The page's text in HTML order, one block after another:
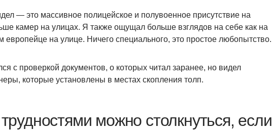
— это массивное полицейское и полувоенное присутствие на
камер на улицах. Я также ощущал больше взглядов на себе как на
европейце на улице. Ничего специального, это простое любопытство.
с проверкой документов, о которых читал заранее, но видел
которые установлены в местах скопления толп.
можно столкнуться, если